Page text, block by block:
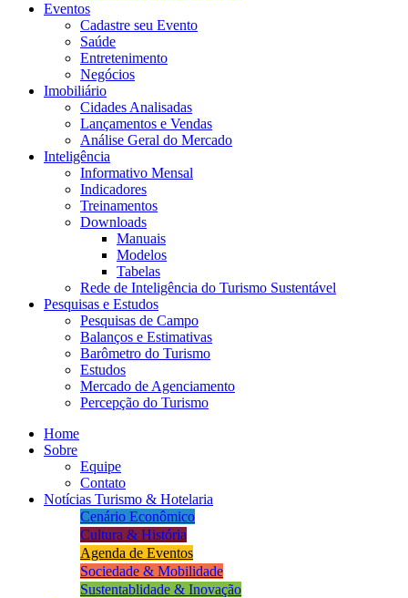
Eventos
Cadastre seu Evento
Saúde
Entretenimento
Negócios
Imobiliário
Cidades Analisadas
Lançamentos e Vendas
Análise Geral do Mercado
Inteligência
Informativo Mensal​
Indicadores
Treinamentos
Downloads
Manuais
Modelos
Tabelas
Rede de Inteligência do Turismo Sustentável
Pesquisas e Estudos
Pesquisas de Campo
Balanços e Estimativas
Barômetro do Turismo
Estudos
Mercado de Agenciamento
Percepção do Turismo
Home
Sobre
Equipe
Contato
Notícias Turismo & Hotelaria
Cenário Econômico
Cultura & História
Agenda de Eventos
Sociedade & Mobilidade
Sustentablidade & Inovação